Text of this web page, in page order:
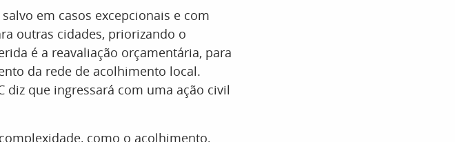
em casos excepcionais e com
outras cidades, priorizando o
é a reavaliação orçamentária, para
da rede de acolhimento local.
diz que ingressará com uma ação civil
como o acolhimento,